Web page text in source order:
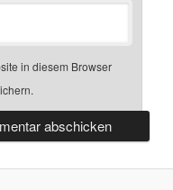
in diesem Browser